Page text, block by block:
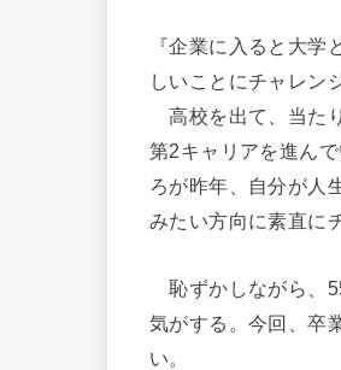
『企業に入ると大
しいことにチャレン
高校を出て、当た
第2キャリアを進ん
ろが昨年、自分が人
みたい方向に素直に
恥ずかしながら、
気がする。今回、卒
い。